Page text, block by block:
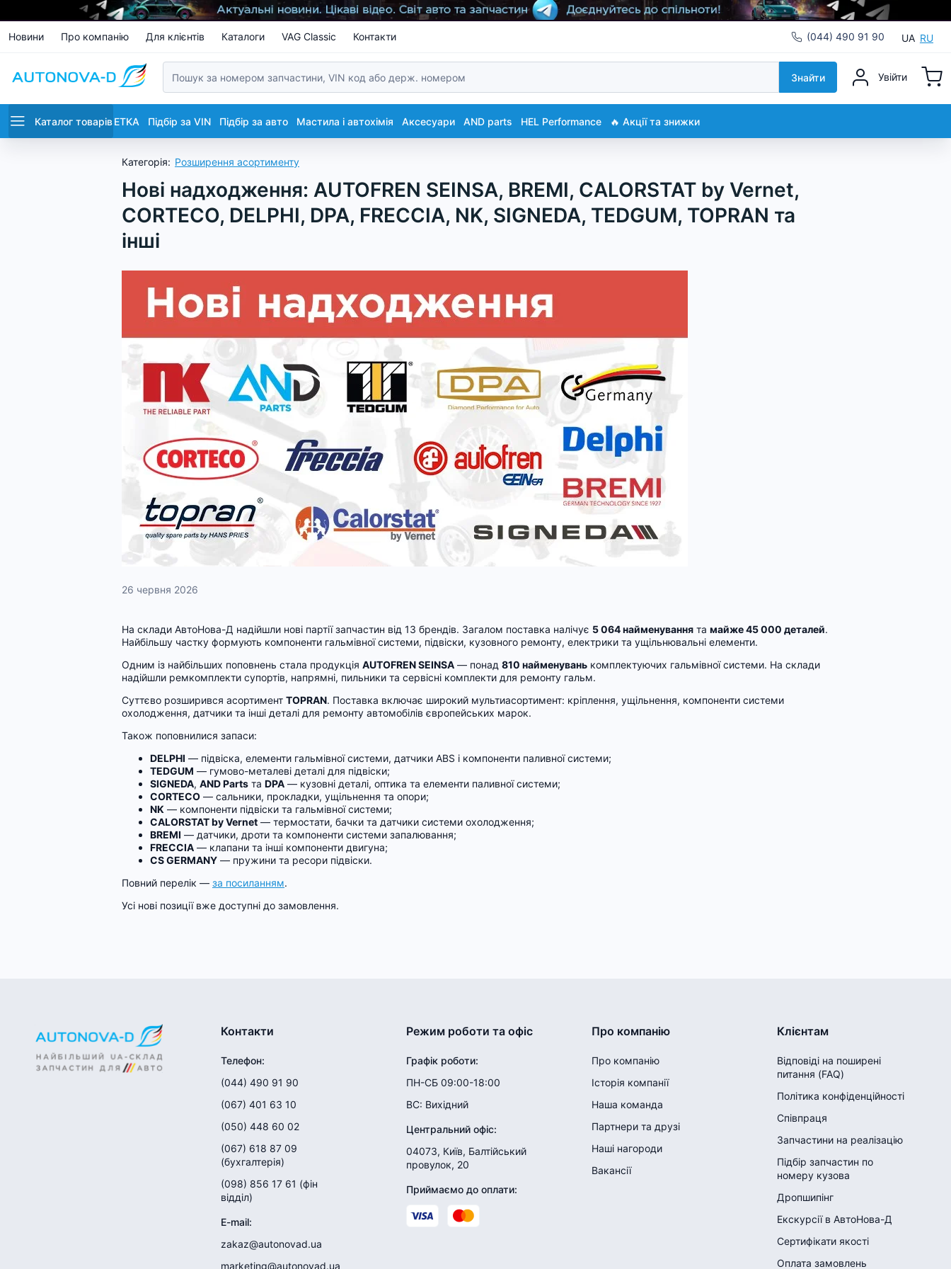
Новини Про компанію Для клієнтів Каталоги VAG Classic Контакти (044) 490 91 90 UA RU
Знайти Увійти
Каталог товарівETKA Підбір за VIN Підбір за авто Мастила і автохімія Аксесуари AND parts HEL Performance 🔥 Акції та знижки
Категорія: Розширення асортименту
Нові надходження: AUTOFREN SEINSA, BREMI, CALORSTAT by Vernet,
CORTECO, DELPHI, DPA, FRECCIA, NK, SIGNEDA, TEDGUM, TOPRAN та
інші
26 червня 2026
На склади АвтоНова-Д надійшли нові партії запчастин від 13 брендів. Загалом поставка налічує 5 064 найменування та майже 45 000 деталей.
Найбільшу частку формують компоненти гальмівної системи, підвіски, кузовного ремонту, електрики та ущільнювальні елементи.
Одним із найбільших поповнень стала продукція AUTOFREN SEINSA — понад 810 найменувань комплектуючих гальмівної системи. На склади
надійшли ремкомплекти супортів, напрямні, пильники та сервісні комплекти для ремонту гальм.
Суттєво розширився асортимент TOPRAN. Поставка включає широкий мультиасортимент: кріплення, ущільнення, компоненти системи
охолодження, датчики та інші деталі для ремонту автомобілів європейських марок.
Також поповнилися запаси:
DELPHI — підвіска, елементи гальмівної системи, датчики ABS і компоненти паливної системи;
TEDGUM — гумово-металеві деталі для підвіски;
SIGNEDA, AND Parts та DPA — кузовні деталі, оптика та елементи паливної системи;
CORTECO — сальники, прокладки, ущільнення та опори;
NK — компоненти підвіски та гальмівної системи;
CALORSTAT by Vernet — термостати, бачки та датчики системи охолодження;
BREMI — датчики, дроти та компоненти системи запалювання;
FRECCIA — клапани та інші компоненти двигуна;
CS GERMANY — пружини та ресори підвіски.
Повний перелік — за посиланням.
Усі нові позиції вже доступні до замовлення.
Контакти
Телефон:
(044) 490 91 90
(067) 401 63 10
(050) 448 60 02
(067) 618 87 09
(бухгалтерія)
(098) 856 17 61 (фін
відділ)
E-mail:
zakaz@autonovad.ua
marketing@autonovad.ua
Режим роботи та офіс
Графік роботи:
ПН-СБ 09:00-18:00
ВС: Вихідний
Центральний офіс:
04073, Київ, Балтійський
провулок, 20
Приймаємо до оплати:
Про компанію
Про компанію
Історія компанії
Наша команда
Партнери та друзі
Наші нагороди
Вакансії
Клієнтам
Відповіді на поширені
питання (FAQ)
Політика конфіденційності
Співпраця
Запчастини на реалізацію
Підбір запчастин по
номеру кузова
Дропшипінг
Екскурсії в АвтоНова-Д
Сертифікати якості
Оплата замовлень